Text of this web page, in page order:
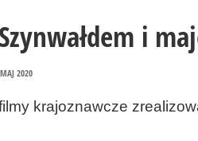
i
2020
krajoznawcze